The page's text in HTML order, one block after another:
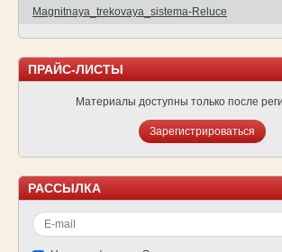
Magnitnaya_trekovaya_sistema-Reluce
ПРАЙС-ЛИСТЫ
Материалы доступны только после
Зарегистрироваться
РАССЫЛКА